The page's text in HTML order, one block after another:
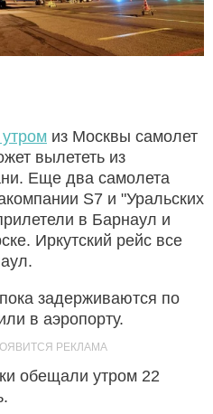
из Москвы самолет
вылететь из
Еще два самолета
S7 и "Уральских
в Барнаул и
Иркутский рейс все
задерживаются по
в аэропорту.
обещали утром 22